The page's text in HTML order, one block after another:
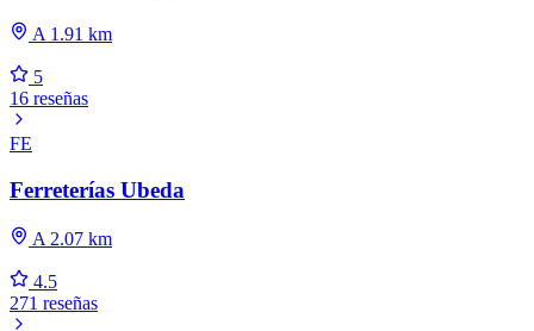
A 1.91 km
5
16 reseñas
FE
Ferreterías Ubeda
A 2.07 km
4.5
271 reseñas